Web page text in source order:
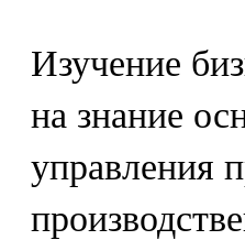
Изучение
на знание
управления